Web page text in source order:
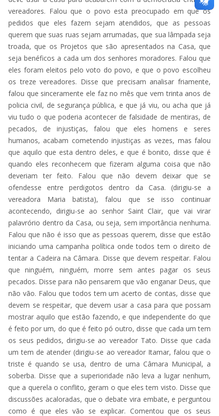
vereadores. Falou que o povo esta preocupado em que os
pedidos que eles fazem sejam atendidos, que as pessoas
querem que suas ruas sejam arrumadas, que sua lâmpada seja
troada, que os Projetos que são apresentados na Casa, que
seja benéficos a cada um dos senhores moradores. Falou que
eles foram eleitos pelo voto do povo, e que o povo escolheu
os treze vereadores. Disse que precisam analisar friamente,
falou que sinceramente ele faz no mês que vem trinta anos de
policia civil, de segurança pública, e que já viu, ou acha que já
viu tudo o que poderia acontecer de falsidade de mentiras, de
pecados, de injustiças, falou que eles homens e seres
humanos, acabam cometendo injustiças as vezes, mas falou
que aquilo que esta dentro deles, e que é bonito, disse que é
quando eles reconhecem que fizeram alguma coisa que não
deveriam ter feito. Falou que não devem deixar que se
ofendesse entre perdigotos dentro da Casa. (dirigiu-se a
vereadora Maria batista), falou que se isso continuar
acontecendo, dirigiu-se ao senhor Saint Clair, que vai virar
palavrório dentro da Casa, ou seja, sem importância nenhuma.
Falou que não é isso que as pessoas querem, disse que estão
iniciando uma campanha política onde todos tem o direito de
tentar a Cadeira na Câmara. Disse que devem respeitar. Falou
que ninguém, ninguém, morre sem antes pagar os seus
pecados. Disse para não pensarem que vão enganar Deus, que
não vão. Falou que todos tem um acerto de contas, disse que
devem se respeitar, que devem usar a casa para que possam
mostrar aquilo que estão fazendo, e que independente do que
é feito por um, do que é feito pó outro, disse que cada um tem
os seus pedidos, dirigiu-se ao vereador Tato. Disse que cada
um tem de atender (dirigiu-se ao vereador Itamar, falou que o
triste é quando se usa, dentro de uma Câmara Municipal, a
soberba. Disse que a superioridade não leva a lugar nenhum,
que a querela o conflito, geram o que eles tem visto. Disse que
discussões acaloradas, que o debate vira embate, e perguntou
como é que eles vão se explicar. Comentou que os seus